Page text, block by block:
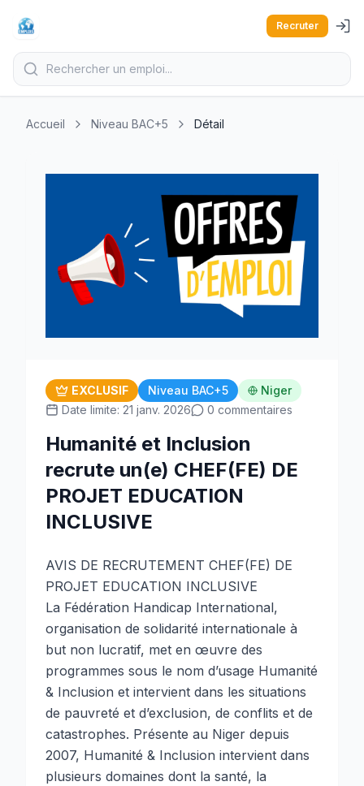
Recruter
Accueil Niveau BAC+5 Détail
EXCLUSIF Niveau BAC+5
Niger
Date limite: 21 janv. 2026
0 commentaires
Humanité et Inclusion
recrute un(e) CHEF(FE) DE
PROJET EDUCATION
INCLUSIVE
AVIS DE RECRUTEMENT CHEF(FE) DE
PROJET EDUCATION INCLUSIVE
La Fédération Handicap International,
organisation de solidarité internationale à
but non lucratif, met en œuvre des
programmes sous le nom d’usage Humanité
& Inclusion et intervient dans les situations
de pauvreté et d’exclusion, de conflits et de
catastrophes. Présente au Niger depuis
2007, Humanité & Inclusion intervient dans
plusieurs domaines dont la santé, la